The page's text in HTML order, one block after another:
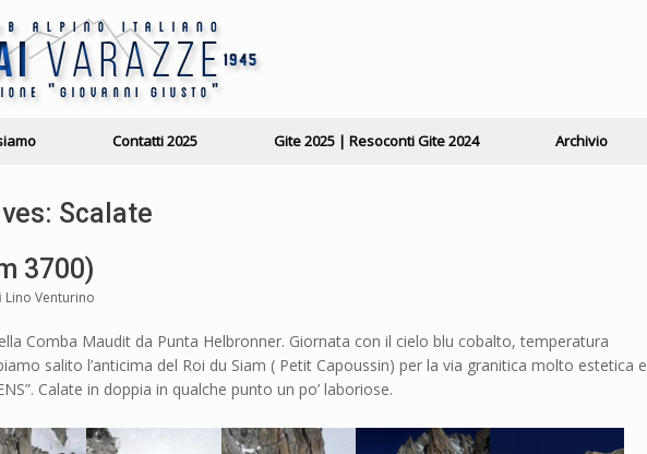
Contatti 2025 Gite 2025 | Resoconti Gite 2024 Archivio
Scalate
3700)
Lino Venturino
Comba Maudit da Punta Helbronner. Giornata con il cielo blu cobalto, temperatura
salito l’anticima del Roi du Siam ( Petit Capoussin) per la via granitica molto estetica e
Calate in doppia in qualche punto un po’ laboriose.